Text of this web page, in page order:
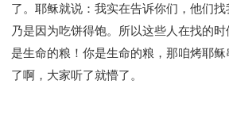
了。耶稣就说：我实在告诉你们，他们找
乃是因为吃饼得饱。所以这些人在找的
是生命的粮！你是生命的粮，那咱烤耶
了啊，大家听了就懵了。